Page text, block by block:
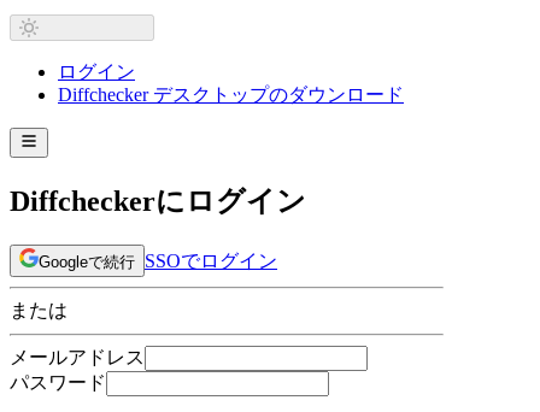
ログイン
Diffchecker デスクトップのダウンロード
Diffcheckerにログイン
Googleで続行 SSOでログイン
または
メールアドレス
パスワード